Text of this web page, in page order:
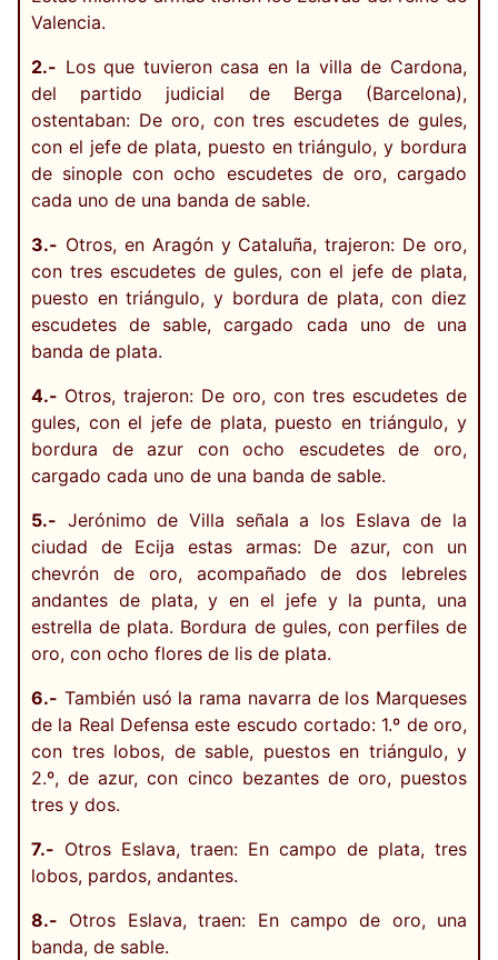
Valencia.
2.- Los que tuvieron casa en la villa de Cardona,
del partido judicial de Berga (Barcelona),
ostentaban: De oro, con tres escudetes de gules,
con el jefe de plata, puesto en triángulo, y bordura
de sinople con ocho escudetes de oro, cargado
cada uno de una banda de sable.
3.- Otros, en Aragón y Cataluña, trajeron: De oro,
con tres escudetes de gules, con el jefe de plata,
puesto en triángulo, y bordura de plata, con diez
escudetes de sable, cargado cada uno de una
banda de plata.
4.- Otros, trajeron: De oro, con tres escudetes de
gules, con el jefe de plata, puesto en triángulo, y
bordura de azur con ocho escudetes de oro,
cargado cada uno de una banda de sable.
5.- Jerónimo de Villa señala a los Eslava de la
ciudad de Ecija estas armas: De azur, con un
chevrón de oro, acompañado de dos lebreles
andantes de plata, y en el jefe y la punta, una
estrella de plata. Bordura de gules, con perfiles de
oro, con ocho flores de lis de plata.
6.- También usó la rama navarra de los Marqueses
de la Real Defensa este escudo cortado: 1.º de oro,
con tres lobos, de sable, puestos en triángulo, y
2.º, de azur, con cinco bezantes de oro, puestos
tres y dos.
7.- Otros Eslava, traen: En campo de plata, tres
lobos, pardos, andantes.
8.- Otros Eslava, traen: En campo de oro, una
banda, de sable.